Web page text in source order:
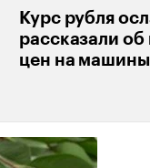
Курс рубля
рассказали
цен на машины